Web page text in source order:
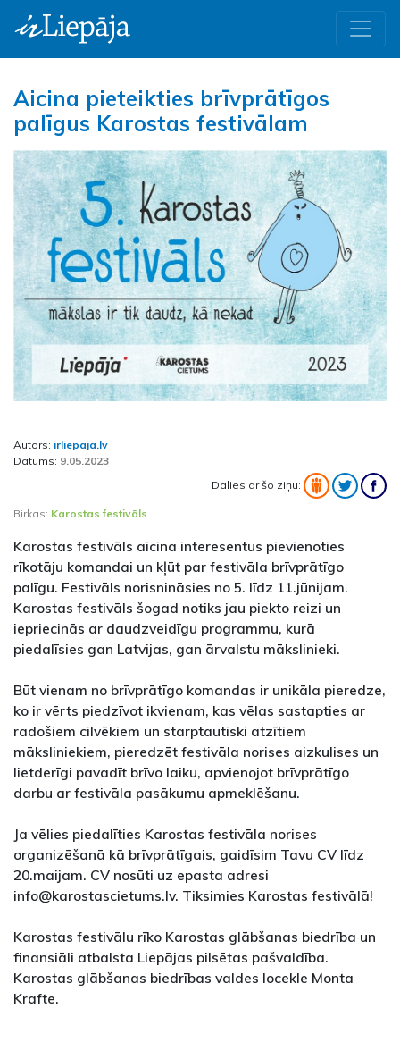
Aicina pieteikties brīvprātīgos
palīgus Karostas festivālam
Autors: irliepaja.lv
Datums: 9.05.2023
Dalies ar šo ziņu:
Birkas: Karostas festivāls
Karostas festivāls aicina interesentus pievienoties
rīkotāju komandai un kļūt par festivāla brīvprātīgo
palīgu. Festivāls norisnināsies no 5. līdz 11.jūnijam.
Karostas festivāls šogad notiks jau piekto reizi un
iepriecinās ar daudzveidīgu programmu, kurā
piedalīsies gan Latvijas, gan ārvalstu mākslinieki.
Būt vienam no brīvprātīgo komandas ir unikāla pieredze,
ko ir vērts piedzīvot ikvienam, kas vēlas sastapties ar
radošiem cilvēkiem un starptautiski atzītiem
māksliniekiem, pieredzēt festivāla norises aizkulises un
lietderīgi pavadīt brīvo laiku, apvienojot brīvprātīgo
darbu ar festivāla pasākumu apmeklēšanu.
Ja vēlies piedalīties Karostas festivāla norises
organizēšanā kā brīvprātīgais, gaidīsim Tavu CV līdz
20.maijam. CV nosūti uz epasta adresi
info@karostascietums.lv. Tiksimies Karostas festivālā!
Karostas festivālu rīko Karostas glābšanas biedrība un
finansiāli atbalsta Liepājas pilsētas pašvaldība.
Karostas glābšanas biedrības valdes locekle Monta
Krafte.